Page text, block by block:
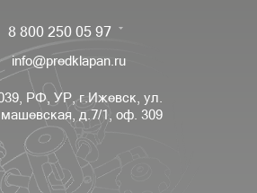
8 800 250 05 97
info@predklapan.ru
РФ, УР, г.Ижевск, ул.
д.7/1, оф. 309